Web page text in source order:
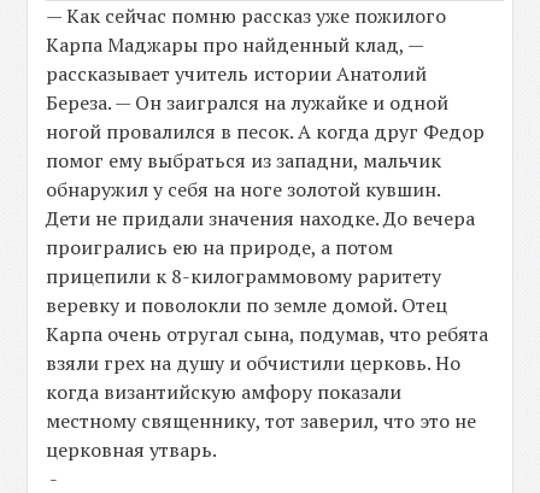
— Как сейчас помню рассказ уже пожилого
Карпа Маджары про найденный клад, —
рассказывает учитель истории Анатолий
Береза. — Он заигрался на лужайке и одной
ногой провалился в песок. А когда друг Федор
помог ему выбраться из западни, мальчик
обнаружил у себя на ноге золотой кувшин.
Дети не придали значения находке. До вечера
проигрались ею на природе, а потом
прицепили к 8-килограммовому раритету
веревку и поволокли по земле домой. Отец
Карпа очень отругал сына, подумав, что ребята
взяли грех на душу и обчистили церковь. Но
когда византийскую амфору показали
местному священнику, тот заверил, что это не
церковная утварь.
-